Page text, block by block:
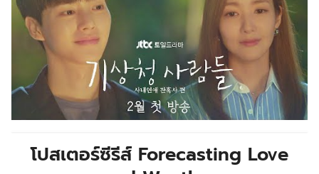
โปสเตอร์ซีรีส์ Forecasting Love